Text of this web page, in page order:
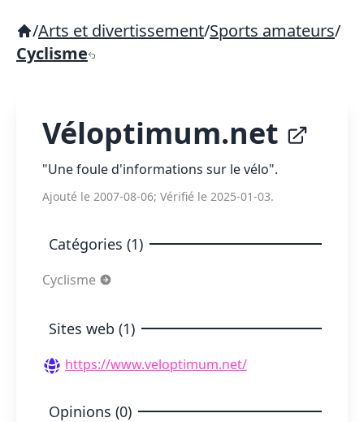
/Arts et divertissement/Sports amateurs/
Cyclisme
Véloptimum.net
"Une foule d'informations sur le vélo".
Ajouté le 2007-08-06; Vérifié le 2025-01-03.
Catégories (1)
Cyclisme
Sites web (1)
https://www.veloptimum.net/
Opinions (0)